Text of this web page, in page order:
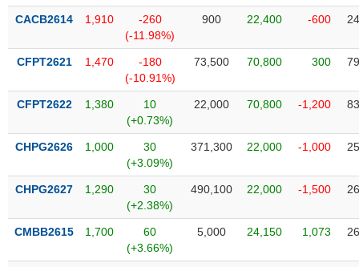
CACB2614 1,910
-260
(-11.98%)
900 22,400 -600
CFPT2621 1,470
-180
(-10.91%)
73,500 70,800 300
CFPT2622 1,380
10
(+0.73%)
22,000 70,800 -1,200
CHPG2626 1,000
30
(+3.09%)
371,300 22,000 -1,000
CHPG2627 1,290
30
(+2.38%)
490,100 22,000 -1,500
CMBB2615 1,700
60
(+3.66%)
5,000 24,150 1,073
TIN
VỤ
THÔNG